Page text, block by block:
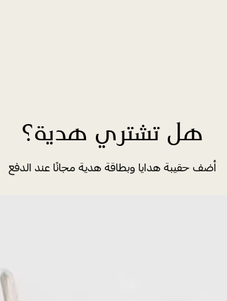
هل تشتري هدية؟
أضف حقيبة هدايا وبطاقة هدية مجانًا عند الدفع